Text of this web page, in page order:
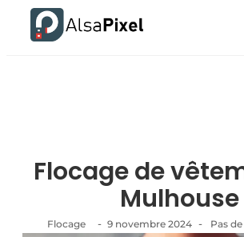
Flocage de
Mulhouse
Flocage - 9 novembre 2024 - Pas